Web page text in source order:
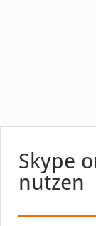
Skype
nutzen